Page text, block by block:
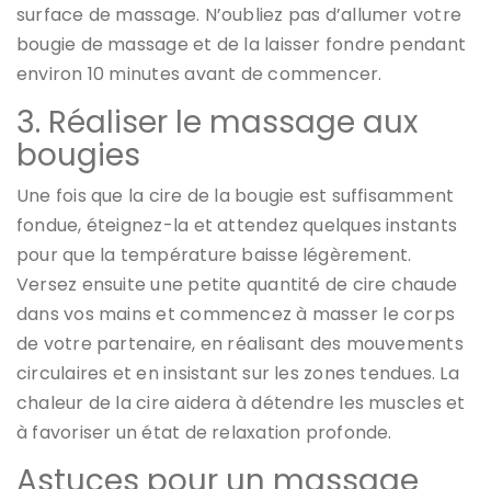
surface de massage. N’oubliez pas d’allumer votre
bougie de massage et de la laisser fondre pendant
environ 10 minutes avant de commencer.
3. Réaliser le massage aux
bougies
Une fois que la cire de la bougie est suffisamment
fondue, éteignez-la et attendez quelques instants
pour que la température baisse légèrement.
Versez ensuite une petite quantité de cire chaude
dans vos mains et commencez à masser le corps
de votre partenaire, en réalisant des mouvements
circulaires et en insistant sur les zones tendues. La
chaleur de la cire aidera à détendre les muscles et
à favoriser un état de relaxation profonde.